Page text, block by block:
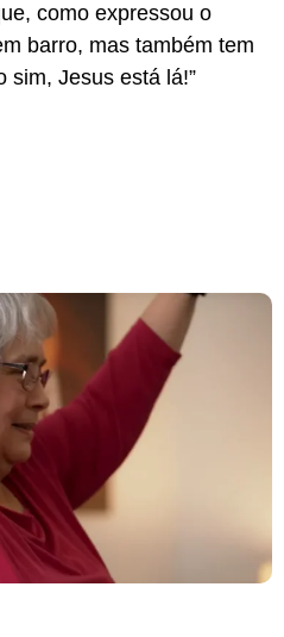
como expressou o
barro, mas também tem
sim, Jesus está lá!”